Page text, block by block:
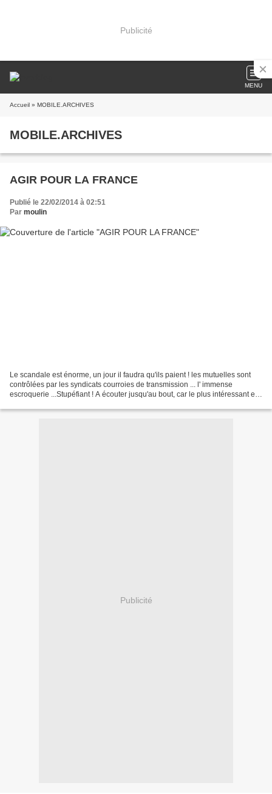
Publicité
MENU
Accueil » MOBILE.ARCHIVES
MOBILE.ARCHIVES
AGIR POUR LA FRANCE
Publié le 22/02/2014 à 02:51
Par moulin
Le scandale est énorme, un jour il faudra qu'ils paient ! les mutuelles sont
contrôlées par les syndicats courroies de transmission ... l' immense
escroquerie ...Stupéfiant ! A écouter jusqu'au bout, car le plus intéressant est
Publicité